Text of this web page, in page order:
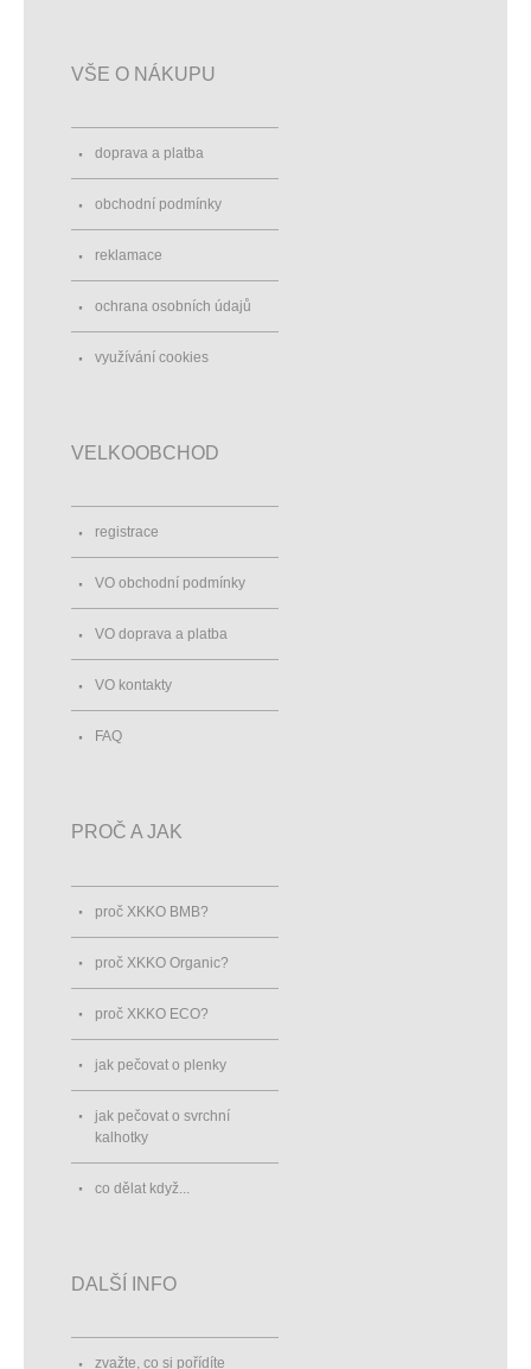
VŠE O NÁKUPU
doprava a platba
obchodní podmínky
reklamace
ochrana osobních údajů
využívání cookies
VELKOOBCHOD
registrace
VO obchodní podmínky
VO doprava a platba
VO kontakty
FAQ
PROČ A JAK
proč XKKO BMB?
proč XKKO Organic?
proč XKKO ECO?
jak pečovat o plenky
jak pečovat o svrchní
kalhotky
co dělat když...
DALŠÍ INFO
zvažte, co si pořídíte